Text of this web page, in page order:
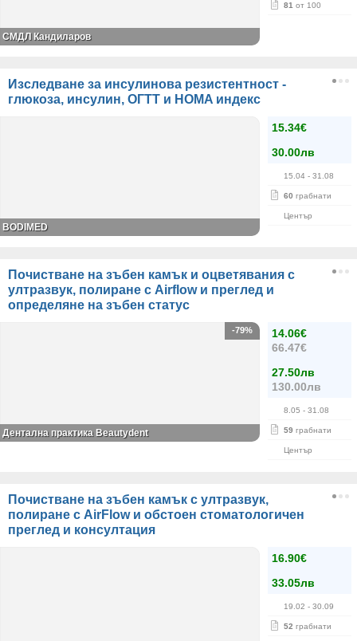
81 от 100
СМДЛ Кандиларов
Изследване за инсулинова резистентност -
глюкоза, инсулин, ОГТТ и HOMA индекс
15.34€
30.00лв
15.04 - 31.08
60 грабнати
Център
BODIMED
Почистване на зъбен камък и оцветявания с
ултразвук, полиране с Airflow и преглед и
определяне на зъбен статус
14.06€
66.47€
27.50лв
130.00лв
8.05 - 31.08
59 грабнати
Център
-79%
Дентална практика Beautydent
Почистване на зъбен камък с ултразвук,
полиране с AirFlow и обстоен стоматологичен
преглед и консултация
16.90€
33.05лв
19.02 - 30.09
52 грабнати